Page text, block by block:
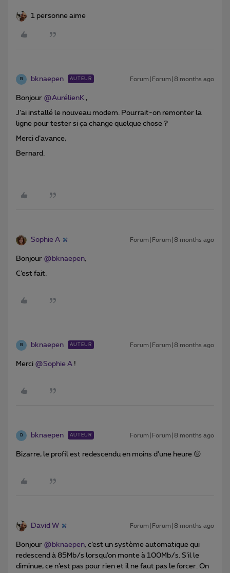
1 personne aime
B bknaepen AUTEUR Forum|Forum|8 months ago
Bonjour ​ @AurélienK ,
J’ai installé le nouveau modem. Pourrait-on remonter la
ligne pour tester si ça change quelque chose ?
Merci d’avance,
Bernard.
Sophie A Forum|Forum|8 months ago
Bonjour ​ @bknaepen,
C’est fait.
B bknaepen AUTEUR Forum|Forum|8 months ago
Merci ​ @Sophie A !
B bknaepen AUTEUR Forum|Forum|8 months ago
Bizarre, le profil est redescendu en moins d’une heure 😔
David W Forum|Forum|8 months ago
Bonjour ​ @bknaepen, c’est un système automatique qui
redescend à 85Mb/s lorsqu’on monte à 100Mb/s. S’il le
diminue, ce n’est pas pour rien et il ne faut pas le forcer. On